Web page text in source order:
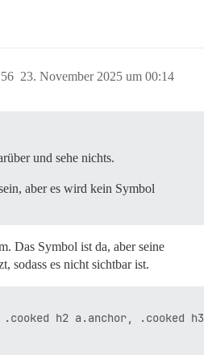
23. November 2025 um 00:14
56
und sehe nichts.
aber es wird kein Symbol
Das Symbol ist da, aber seine
sodass es nicht sichtbar ist.
.cooked h2 a.anchor, .cooked